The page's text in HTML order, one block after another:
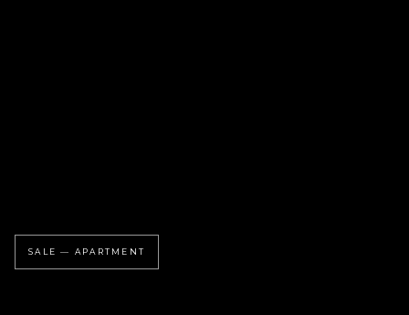
SALE — APARTMENT